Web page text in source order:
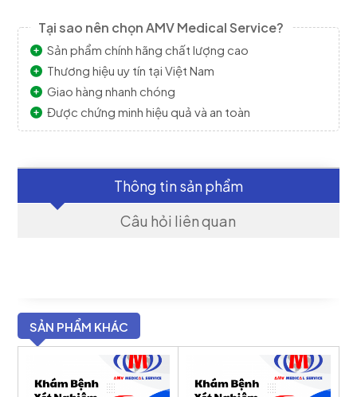
Tại sao nên chọn AMV Medical Service?
Sản phẩm chính hãng chất lượng cao
Thương hiệu uy tín tại Việt Nam
Giao hàng nhanh chóng
Được chứng minh hiệu quả và an toàn
Thông tin sản phẩm
Câu hỏi liên quan
SẢN PHẨM KHÁC